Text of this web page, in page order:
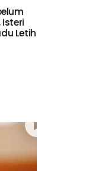
Isteri
Letih